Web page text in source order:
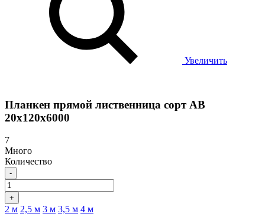
Увеличить
Планкен прямой лиственница сорт АB
20х120х6000
7
Много
Количество
-
+
2 м 2,5 м 3 м 3,5 м 4 м